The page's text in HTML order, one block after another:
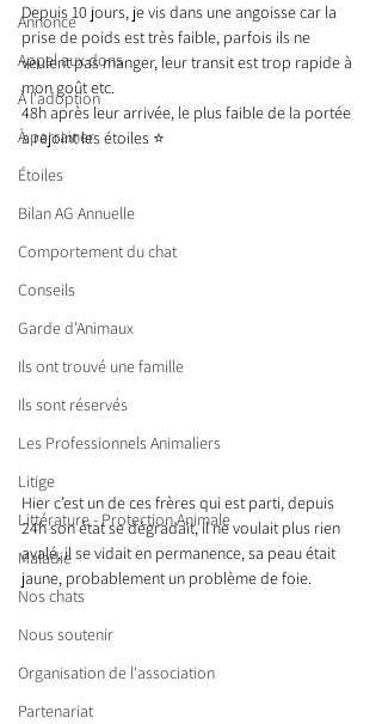
Annonce
Appel aux dons
À l'adoption
À parrainer
Étoiles
Bilan AG Annuelle
Comportement du chat
Conseils
Garde d’Animaux
Ils ont trouvé une famille
Ils sont réservés
Les Professionnels Animaliers
Litige
Littérature - Protection Animale
Maladie
Nos chats
Nous soutenir
Organisation de l'association
Partenariat
Depuis 10 jours, je vis dans une angoisse car la
prise de poids est très faible, parfois ils ne
veulent pas manger, leur transit est trop rapide à
mon goût etc.
48h après leur arrivée, le plus faible de la portée
a rejoint les étoiles ⭐️
Hier c’est un de ces frères qui est parti, depuis
24h son état se dégradait, il ne voulait plus rien
avalé, il se vidait en permanence, sa peau était
jaune, probablement un problème de foie.